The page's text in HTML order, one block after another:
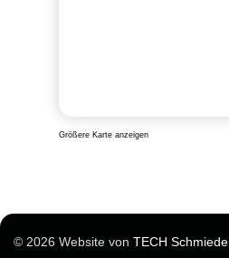
Größere Karte anzeigen
© 2026 Website von TECH Schmiede